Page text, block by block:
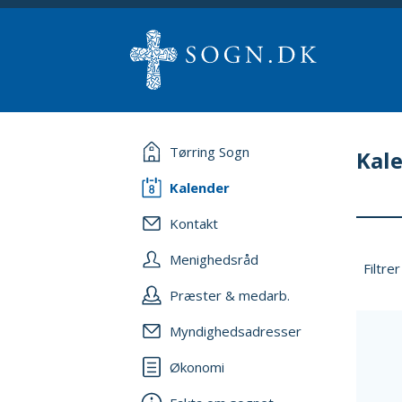
Tørring Sogn
Kalender
Kontakt
Menighedsråd
Præster & medarb.
Myndighedsadresser
Økonomi